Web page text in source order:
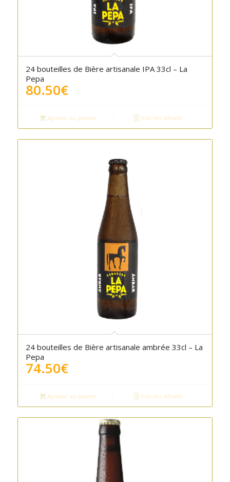
24 bouteilles de Bière artisanale IPA 33cl – La
Pepa
80.50€
Ajouter au panier Voir les détails
24 bouteilles de Bière artisanale ambrée 33cl – La
Pepa
74.50€
Ajouter au panier Voir les détails